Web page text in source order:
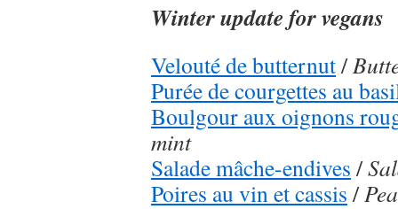
Winter update for vegans
Velouté de butternut/
Purée de courgettes au
Boulgour aux oignons
mint
Salade mâche-endives /
Poires au vin et cassis /